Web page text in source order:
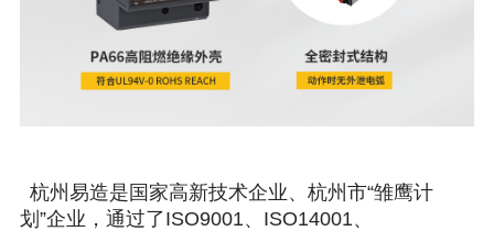
杭州易造是国家高新技术企业、杭州市“雏鹰计
划”企业，通过了ISO9001、ISO14001、